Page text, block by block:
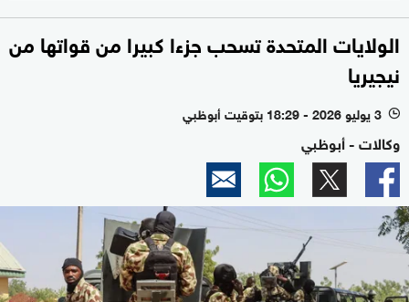
الولايات المتحدة تسحب جزءا كبيرا من قواتها من
نيجيريا
l 3 يوليو 2026 - 18:29 بتوقيت أبوظبي
وكالات - أبوظبي